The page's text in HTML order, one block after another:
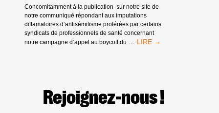
VIOLENTE
Concomitamment à la publication sur notre site de
notre communiqué répondant aux imputations
diffamatoires d’antisémitisme proférées par certains
syndicats de professionnels de santé concernant
notre campagne d’appel au boycott du
DROIT
« TEVA,
J’EN
Rejoignez-nous !